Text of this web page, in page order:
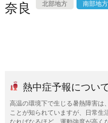
奈良 北部地方 南部地方
熱中症予報につい
高温の環境下で生じる暑熱障害は
ことが知られていますが、日常生